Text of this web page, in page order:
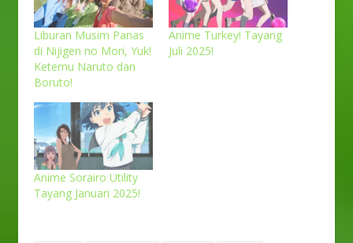
Liburan Musim Panas
di Nijigen no Mori, Yuk!
Ketemu Naruto dan
Boruto!
Anime Turkey! Tayang
Juli 2025!
Anime Sorairo Utility
Tayang Januari 2025!